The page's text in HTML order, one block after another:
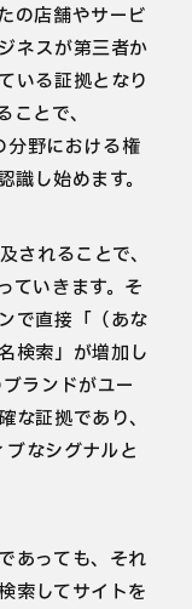
の店舗やサービ
ネスが第三者か
いる証拠となり
とで、
野における権
し始めます。
されることで、
ていきます。そ
で直接「（あな
検索」が増加し
ランドがユー
な証拠であり、
なシグナルと
あっても、それ
索してサイトを